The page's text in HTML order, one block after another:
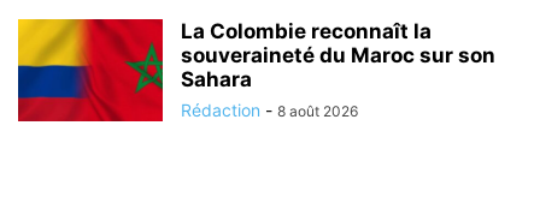
La Colombie reconnaît la
souveraineté du Maroc sur son
Sahara
Rédaction - 8 août 2026